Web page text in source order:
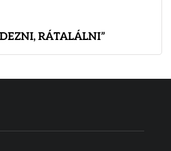
RÁTALÁLNI”